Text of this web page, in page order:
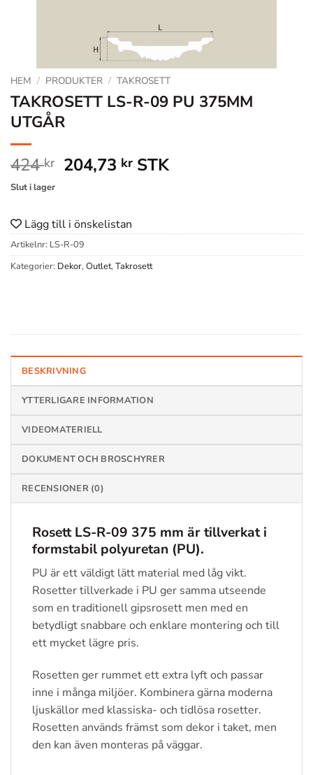
HEM / PRODUKTER / TAKROSETT
TAKROSETT LS-R-09 PU 375MM
UTGÅR
424kr Det
var:
424 kr.
204,73 krDet
204,73 kr.
STK
Slut i lager
Lägg till i önskelistan
Artikelnr: LS-R-09
Kategorier: Dekor, Outlet, Takrosett
BESKRIVNING
YTTERLIGARE INFORMATION
VIDEOMATERIELL
DOKUMENT OCH BROSCHYRER
RECENSIONER (0)
Rosett LS-R-09 375 mm är tillverkat i
formstabil polyuretan (PU).
PU är ett väldigt lätt material med låg vikt.
Rosetter tillverkade i PU ger samma utseende
som en traditionell gipsrosett men med en
betydligt snabbare och enklare montering och till
ett mycket lägre pris.
Rosetten ger rummet ett extra lyft och passar
inne i många miljöer. Kombinera gärna moderna
ljuskällor med klassiska- och tidlösa rosetter.
Rosetten används främst som dekor i taket, men
den kan även monteras på väggar.